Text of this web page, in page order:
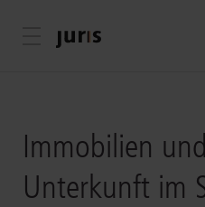
Menü öffnen
Immobilien
Unterkunft im